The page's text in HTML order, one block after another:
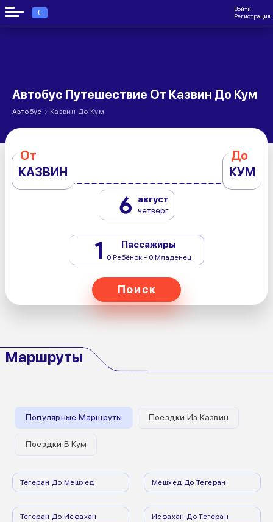
€
Войти
Регистрация
Автобус Путешествие От Казвин До Кум
Автобус › Казвин До Кум
От
КАЗВИН
До
КУМ
6 август
четверг
1 Пассажиры
0 Ребёнок - 0 Младенец
Поиск
Маршруты
Популярные Маршруты Поездки Из Казвин
Поездки В Кум
Тегеран До Мешхед Мешхед До Тегеран
Тегеран До Исфахан Исфахан До Тегеран